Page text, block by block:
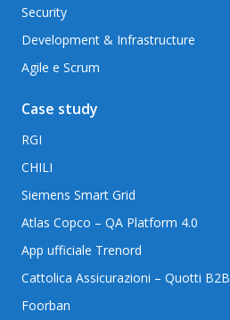
Security
Development & Infrastructure
Agile e Scrum
Case study
RGI
CHILI
Siemens Smart Grid
Atlas Copco – QA Platform 4.0
App ufficiale Trenord
Cattolica Assicurazioni – Quotti B2B
Foorban